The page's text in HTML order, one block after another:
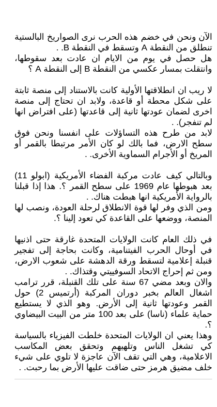
الآن ونحن في خضم هذه الحرب نرى الصواريخ البالستية
تنطلق من النقطة A وتسقط في النقطة B. .
هل حصل في يوم من الايام ان عادت بعد سقوطها،
وانتقلت بمسار عكسي من النقطة B إلى النقطة A ؟
لا ريب ان انطلاقتها الأولية كانت بالاستناد إلى منصة ثابتة
على شكل محطة أو قاعدة، ولابد ان تحتاج إلى منصة
اخرى لضمان عودتها ثانية إلى قاعدتها (على افتراض انها
لم تنفجر). .
لابد من طرح هذه التساؤلات على انفسنا ونحن فوق
سطح الارض، فما بالك لو كان الأمر مرتبطا بالقمر أو
المريخ أو الأجرام السماوية الأخرى. .
وبالتالي كيف عادت مركبة الفضاء الأمريكية (ابولو 11)
بعد هبوطها عام 1969 على سطح القمر ؟. هذا إذا قبلنا
بالرواية الأمريكية انها هبطت هناك. .
ومن الذي وفر لها قوة الانطلاق لرحلة العودة، ونصب لها
المنصة، ووضعها على القاعدة كي تعود إلينا ؟.
في ذلك العام كانت الولايات المتحدة غارقة حتى اذنيها
في أوحال الحرب الفيتنامية، وكانت بحاجة إلى تفجير
قنبلة إعلامية لتسقط ورقة الدهشة على شعوب الارض،
ومن ثم إحراج الاتحاد السوفييتي وقتذاك. .
والان وبعد مضي 67 سنة على تلك القنبلة، قرر ترامب
اشغال العالم بخبر دوران المركبة (أرتميس 2) حول
القمر وعودتها ثانية إلى الأرض. وهو الذي لا يستطيع
حماية علماء (ناسا) على بعد 100 متر من البيت البيضاوي
؟.
وهذا يعني ان الولايات المتحدة خلطت الفيزياء بالسياسة
كي تشغل الناس وتلهيهم وتحقق بعض المكاسب
الاعلامية، وهي التي تقف الآن عاجزة لا تلوي على شيء
خلف مضيق هرمز حتى ضاقت عليها الأرض بما رحبت. .